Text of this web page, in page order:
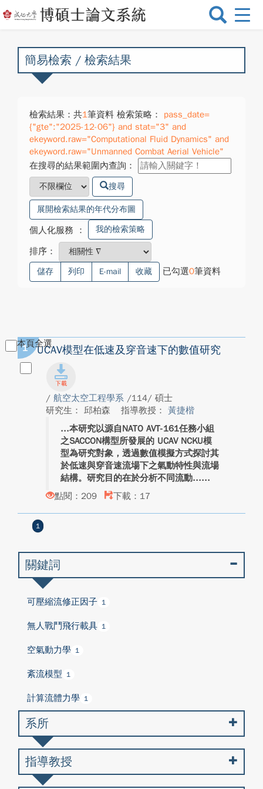
選
換
簡易檢索 / 檢索結果
檢索結果：共1筆資料 檢索策略：
pass_date=
{"gte":"2025-12-06"} and stat="3" and
ekeyword.raw="Computational Fluid Dynamics" and
ekeyword.raw="Unmanned Combat Aerial Vehicle"
在搜尋的結果範圍內查詢：
搜尋
展開檢索結果的年代分布圖
個人化服務 ： 我的檢索策略
排序：
儲存 列印 E-mail 收藏 已勾選0筆資料
本頁全選
1 UCAV模型在低速及穿音速下的數值研究
/ 航空太空工程學系 /114/ 碩士
研究生： 邱柏森
指導教授： 黃捷楷
本研究以源自NATO AVT-161任務小組
之SACCON構型所發展的 UCAV NCKU模
型為研究對象，透過數值模擬方式探討其
於低速與穿音速流場下之氣動特性與流場
結構。研究目的在於分析不同流動...
點閱：209
下載：17
1
關鍵詞
可壓縮流修正因子 1
無人戰鬥飛行載具 1
空氣動力學 1
紊流模型 1
計算流體力學 1
系所
指導教授